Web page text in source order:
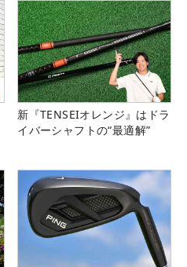
新『TENSEIオレンジ』はドラ
イバーシャフトの“最適解”